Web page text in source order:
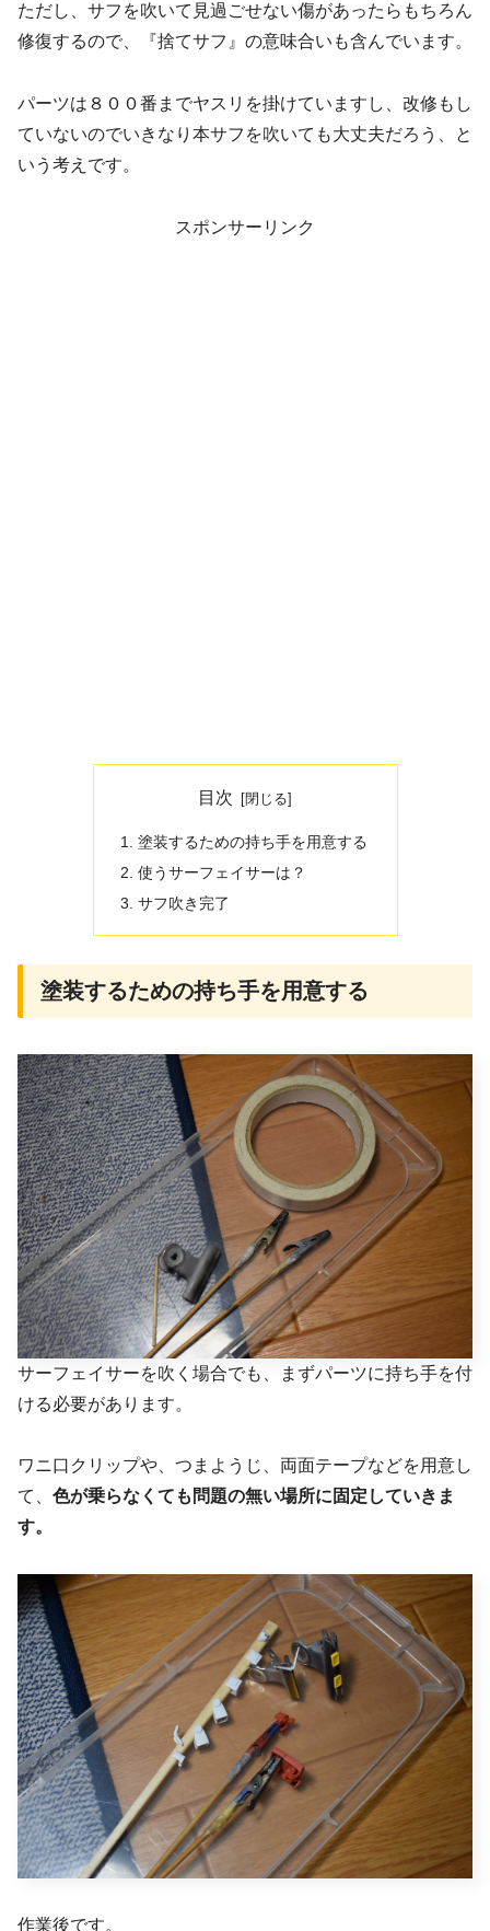
ただし、サフを吹いて見過ごせない傷があったらもちろん
修復するので、『捨てサフ』の意味合いも含んでいます。
パーツは８００番までヤスリを掛けていますし、改修もし
ていないのでいきなり本サフを吹いても大丈夫だろう、と
いう考えです。
スポンサーリンク
目次
塗装するための持ち手を用意する
使うサーフェイサーは？
サフ吹き完了
塗装するための持ち手を用意する
サーフェイサーを吹く場合でも、まずパーツに持ち手を付
ける必要があります。
ワニ口クリップや、つまようじ、両面テープなどを用意し
て、 色が乗らなくても問題の無い場所に固定していきま
す。
作業後です。